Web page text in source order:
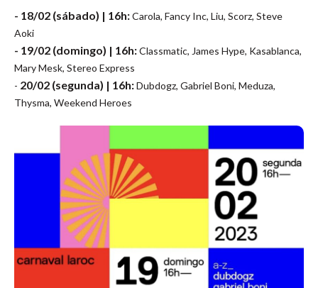
- 18/02 (sábado) | 16h:Carola, Fancy Inc, Liu, Scorz, Steve
Aoki
- 19/02 (domingo) | 16h:Classmatic, James Hype, Kasablanca,
Mary Mesk, Stereo Express
- 20/02 (segunda) | 16h:Dubdogz, Gabriel Boni, Meduza,
Thysma, Weekend Heroes